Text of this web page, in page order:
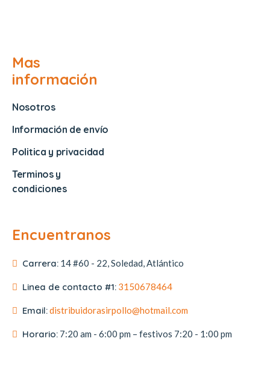
Mas
información
Nosotros
Información de envío
Politica y privacidad
Terminos y
condiciones
Encuentranos
Carrera: 14 #60 - 22, Soledad, Atlántico
Linea de contacto #1: 3150678464
Email:distribuidorasirpollo@hotmail.com
Horario: 7:20 am - 6:00 pm – festivos 7:20 - 1:00 pm